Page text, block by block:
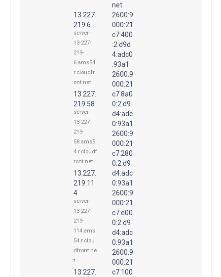
13.227.
219.6
server-
13-227-
219-
6.ams54.
r.cloudfr
ont.net
13.227.
219.58
server-
13-227-
219-
58.ams5
4.r.cloudf
ront.net
13.227.
219.11
4
server-
13-227-
219-
114.ams
54.r.clou
dfront.ne
t
13.227.
net.
2600:9
000:21
c7:400
:2:d9d
4:adc0
:93a1
2600:9
000:21
c7:8a0
0:2:d9
d4:adc
0:93a1
2600:9
000:21
c7:280
0:2:d9
d4:adc
0:93a1
2600:9
000:21
c7:e00
0:2:d9
d4:adc
0:93a1
2600:9
000:21
c7:100